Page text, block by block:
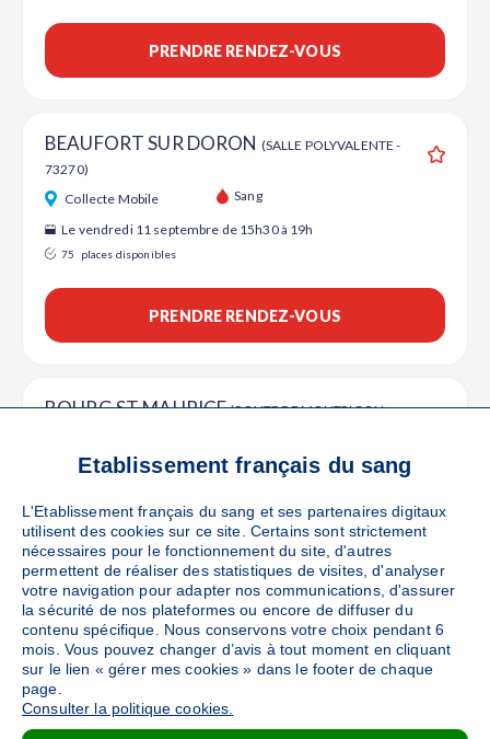
PRENDRE RENDEZ-VOUS
BEAUFORT SUR DORON (SALLE POLYVALENTE -
73270)
Collecte Mobile Sang
Le vendredi 11 septembre de 15h30 à 19h
75 places disponibles
PRENDRE RENDEZ-VOUS
BOURG ST MAURICE(ROUTE DE MONTRIGON -
Collecte Mobile Sang
DÉTAILS DE LA COLLECTE
FLUMET(80 ROUTE DES ARAVIS - 73590)
Le mercredi 07 octobre de 16h à 18h30
Etablissement français du sang
L'Etablissement français du sang et ses partenaires digitaux
utilisent des cookies sur ce site. Certains sont strictement
nécessaires pour le fonctionnement du site, d'autres
permettent de réaliser des statistiques de visites, d'analyser
votre navigation pour adapter nos communications, d'assurer
la sécurité de nos plateformes ou encore de diffuser du
contenu spécifique. Nous conservons votre choix pendant 6
mois. Vous pouvez changer d’avis à tout moment en cliquant
sur le lien « gérer mes cookies » dans le footer de chaque
page.
Consulter la politique cookies.